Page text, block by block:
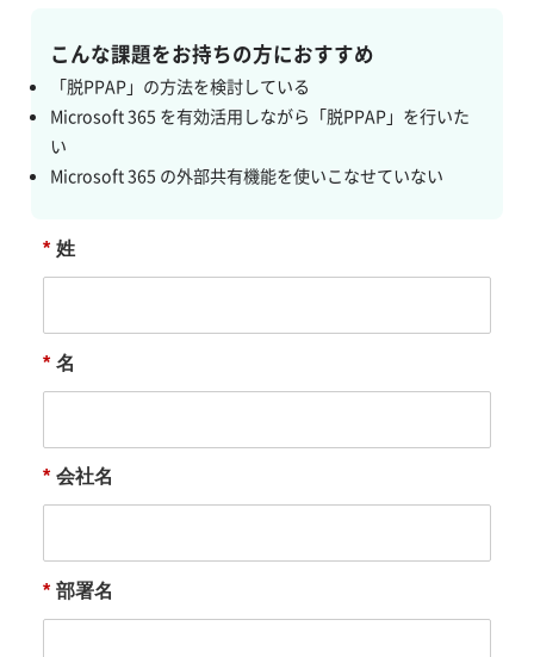
こんな課題をお持ちの方におすすめ
「脱PPAP」の方法を検討している
Microsoft 365 を有効活用しながら「脱PPAP」を行いた
い
Microsoft 365 の外部共有機能を使いこなせていない
* 姓
* 名
* 会社名
* 部署名